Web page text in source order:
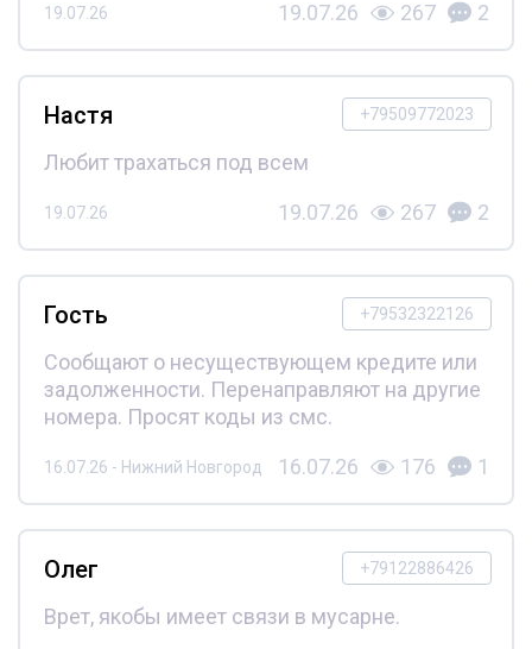
19.07.26 19.07.26 267 2
+79509772023
Настя
Любит трахаться под всем
19.07.26 19.07.26 267 2
+79532322126
Гость
Сообщают о несуществующем кредите или
задолженности. Перенаправляют на другие
номера. Просят коды из смс.
16.07.26 - Нижний Новгород 16.07.26 176 1
+79122886426
Олег
Врет, якобы имеет связи в мусарне.